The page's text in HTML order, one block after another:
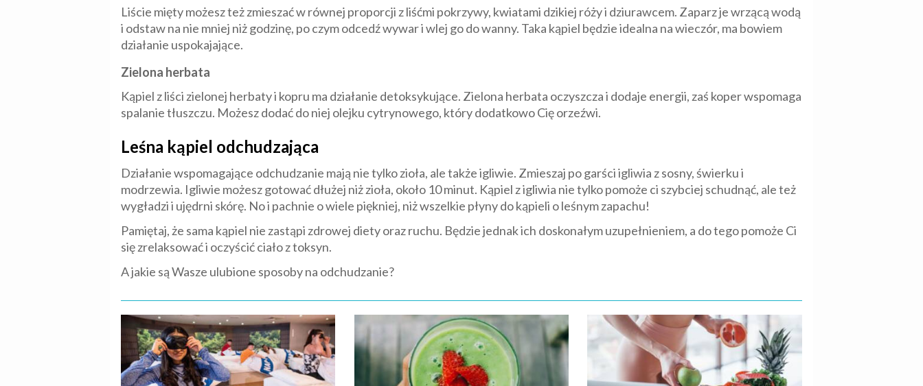
Liście mięty możesz też zmieszać w równej proporcji z liśćmi pokrzywy, kwiatami dzikiej róży i dziurawcem. Zaparz je wrzącą wodą
i odstaw na nie mniej niż godzinę, po czym odcedź wywar i wlej go do wanny. Taka kąpiel będzie idealna na wieczór, ma bowiem
działanie uspokajające.
Zielona herbata
Kąpiel z liści zielonej herbaty i kopru ma działanie detoksykujące. Zielona herbata oczyszcza i dodaje energii, zaś koper wspomaga
spalanie tłuszczu. Możesz dodać do niej olejku cytrynowego, który dodatkowo Cię orzeźwi.
Leśna kąpiel odchudzająca
Działanie wspomagające odchudzanie mają nie tylko zioła, ale także igliwie. Zmieszaj po garści igliwia z sosny, świerku i
modrzewia. Igliwie możesz gotować dłużej niż zioła, około 10 minut. Kąpiel z igliwia nie tylko pomoże ci szybciej schudnąć, ale też
wygładzi i ujędrni skórę. No i pachnie o wiele piękniej, niż wszelkie płyny do kąpieli o leśnym zapachu!
Pamiętaj, że sama kąpiel nie zastąpi zdrowej diety oraz ruchu. Będzie jednak ich doskonałym uzupełnieniem, a do tego pomoże Ci
się zrelaksować i oczyścić ciało z toksyn.
A jakie są Wasze ulubione sposoby na odchudzanie?